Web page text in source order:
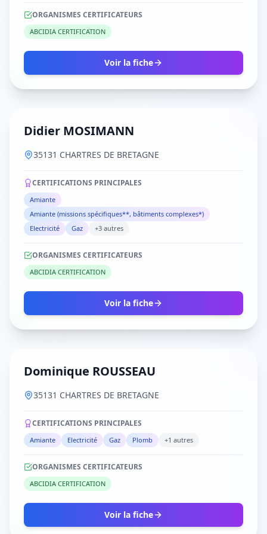
ORGANISMES CERTIFICATEURS
ABCIDIA CERTIFICATION
Voir la fiche
Didier MOSIMANN
35131 CHARTRES DE BRETAGNE
CERTIFICATIONS PRINCIPALES
Amiante
Amiante (missions spécifiques**, bâtiments complexes*)
Electricité
Gaz +3 autres
ORGANISMES CERTIFICATEURS
ABCIDIA CERTIFICATION
Voir la fiche
Dominique ROUSSEAU
35131 CHARTRES DE BRETAGNE
CERTIFICATIONS PRINCIPALES
Amiante Electricité Gaz Plomb +1 autres
ORGANISMES CERTIFICATEURS
ABCIDIA CERTIFICATION
Voir la fiche